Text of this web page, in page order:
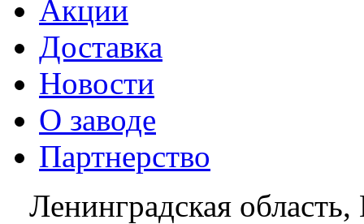
Акции
Доставка
Новости
О заводе
Партнерство
Ленинградская